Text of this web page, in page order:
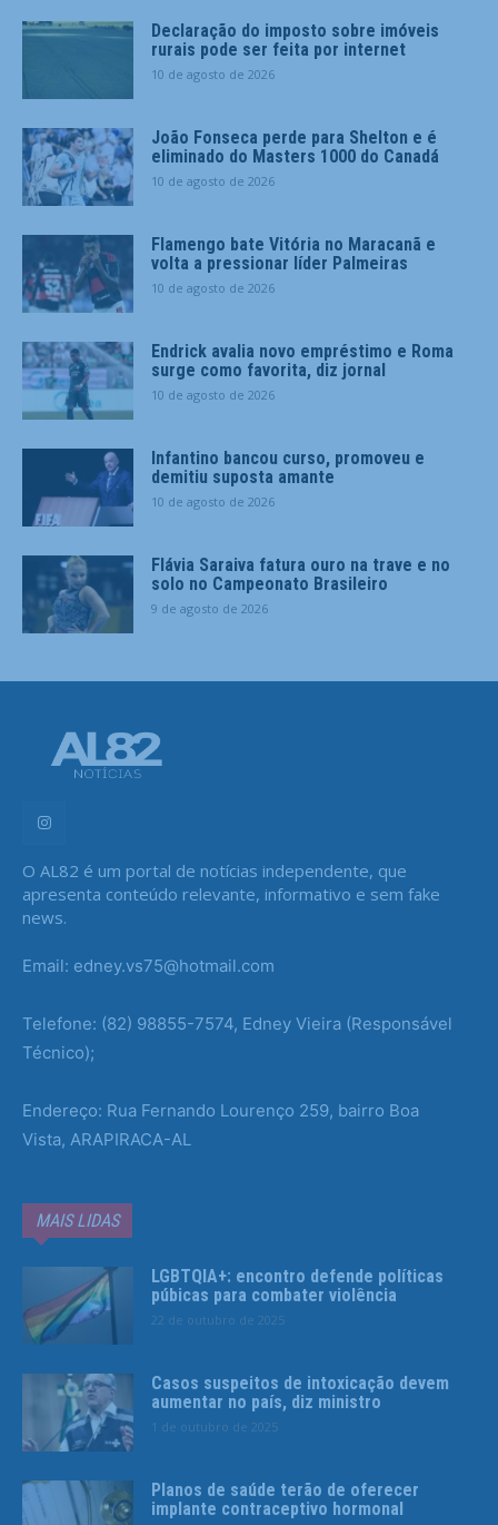
Declaração do imposto sobre imóveis
rurais pode ser feita por internet
10 de agosto de 2026
João Fonseca perde para Shelton e é
eliminado do Masters 1000 do Canadá
10 de agosto de 2026
Flamengo bate Vitória no Maracanã e
volta a pressionar líder Palmeiras
10 de agosto de 2026
Endrick avalia novo empréstimo e Roma
surge como favorita, diz jornal
10 de agosto de 2026
Infantino bancou curso, promoveu e
demitiu suposta amante
10 de agosto de 2026
Flávia Saraiva fatura ouro na trave e no
solo no Campeonato Brasileiro
9 de agosto de 2026
O AL82 é um portal de notícias independente, que
apresenta conteúdo relevante, informativo e sem fake
news.
Email: edney.vs75@hotmail.com
Telefone: (82) 98855-7574, Edney Vieira (Responsável
Técnico);
Endereço: Rua Fernando Lourenço 259, bairro Boa
Vista, ARAPIRACA-AL
MAIS LIDAS
LGBTQIA+: encontro defende políticas
púbicas para combater violência
22 de outubro de 2025
Casos suspeitos de intoxicação devem
aumentar no país, diz ministro
1 de outubro de 2025
Planos de saúde terão de oferecer
implante contraceptivo hormonal